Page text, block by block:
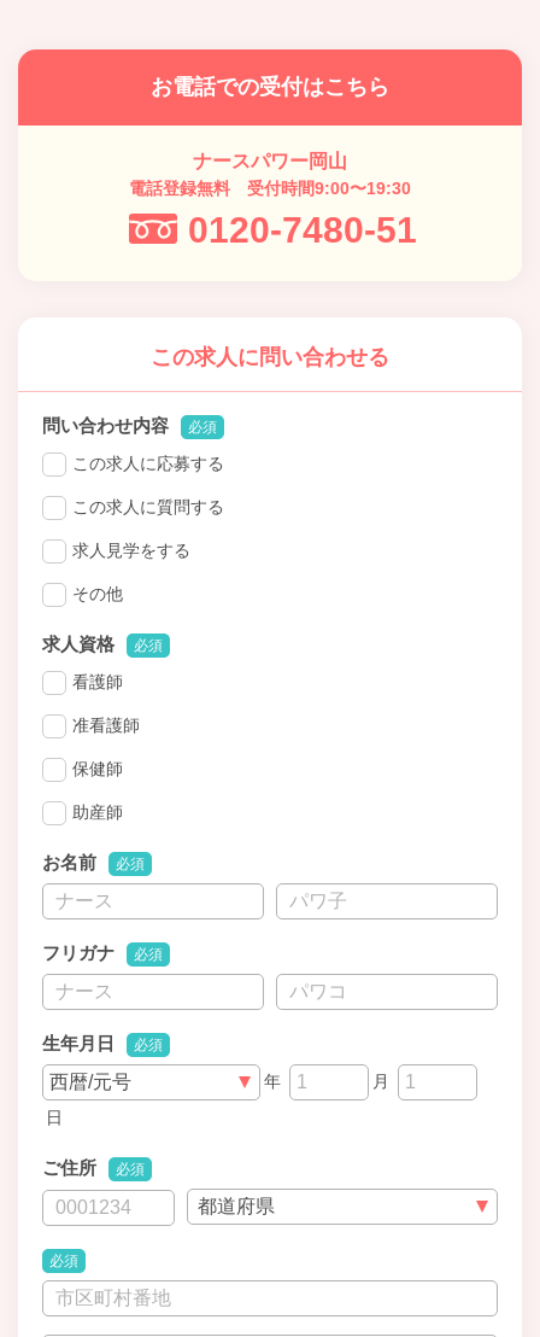
お電話での受付はこちら
ナースパワー岡山
電話登録無料 受付時間9:00〜19:30
0120-7480-51
この求人に問い合わせる
問い合わせ内容 必須
この求人に応募する
この求人に質問する
求人見学をする
その他
求人資格 必須
看護師
准看護師
保健師
助産師
お名前 必須
フリガナ 必須
生年月日 必須
年
月
日
ご住所 必須
必須